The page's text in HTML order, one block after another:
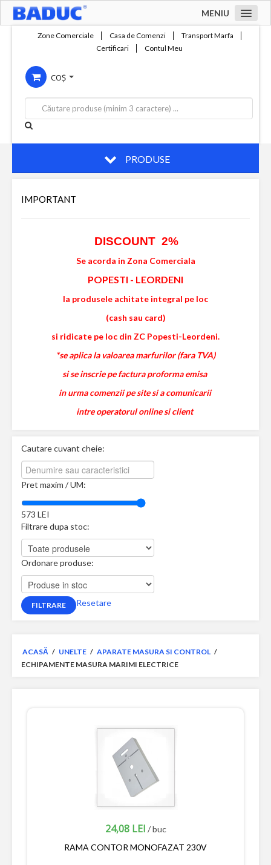
MENIU
Compania
Servicii
Productie
Contact
Zone Comerciale Casa de Comenzi
Transport Marfa
Certificari
Contul Meu
COȘ
PRODUSE
IMPORTANT
DISCOUNT 2%
Se acorda in Zona Comerciala
POPESTI - LEORDENI
la produsele achitate integral pe loc
(cash sau card)
si ridicate pe loc din ZC Popesti-Leordeni.
*se aplica la valoarea marfurilor (fara TVA)
si se inscrie pe factura proforma emisa
in urma comenzii pe site si a comunicarii
intre operatorul online si client
Cautare cuvant cheie:
Pret maxim / UM:
573 LEI
Filtrare dupa stoc:
Ordonare produse:
Resetare
ACASĂ / UNELTE / APARATE MASURA SI CONTROL /
ECHIPAMENTE MASURA MARIMI ELECTRICE
24,08 LEI / buc
RAMA CONTOR MONOFAZAT 230V